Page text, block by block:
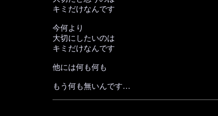
キミだけなんです
今何より
大切にしたいのは
キミだけなんです
他には何も何も
もう何も無いんです…